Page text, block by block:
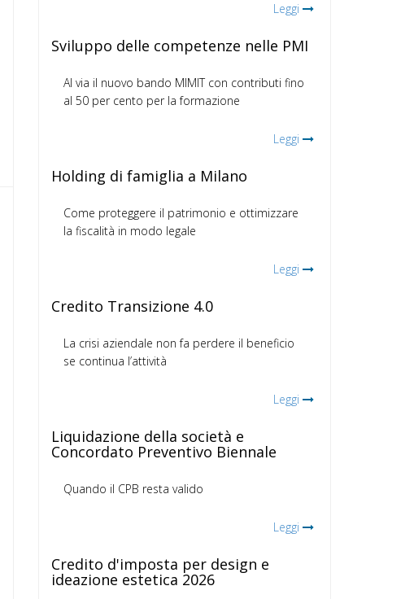
Leggi
Sviluppo delle competenze nelle PMI
Al via il nuovo bando MIMIT con contributi fino
al 50 per cento per la formazione
Leggi
Holding di famiglia a Milano
Come proteggere il patrimonio e ottimizzare
la fiscalità in modo legale
Leggi
Credito Transizione 4.0
La crisi aziendale non fa perdere il beneficio
se continua l’attività
Leggi
Liquidazione della società e
Concordato Preventivo Biennale
Quando il CPB resta valido
Leggi
Credito d'imposta per design e
ideazione estetica 2026